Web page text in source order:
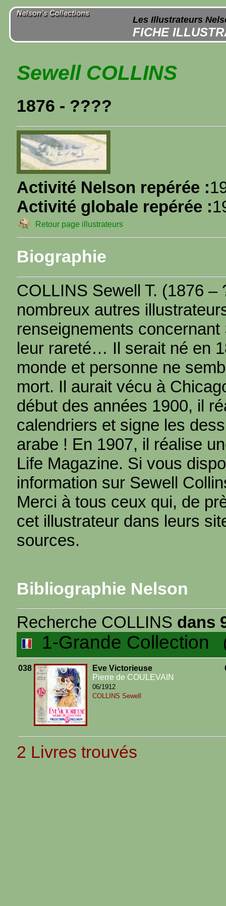
Les Illustrateurs
FICHE
Sewell COLLINS
1876 - ????
Activité Nelson repérée :
Activité globale repérée :
Retour page illustrateurs
Biographie
COLLINS Sewell T. (1876 –
nombreux autres
renseignements
leur rareté… Il serait né en
monde et personne ne
mort. Il aurait vécu à
début des années 1900, il
calendriers et signe les
arabe ! En 1907, il réalise
Life Magazine. Si vous
information sur Sewell
Merci à tous ceux qui, de
cet illustrateur dans leurs
sources.
Bibliographie Nelson
Recherche COLLINS dans
1-Grande Collection
038
Eve Victorieuse
Pierre de COULEVAIN
06/1912
COLLINS Sewell
2 Livres trouvés